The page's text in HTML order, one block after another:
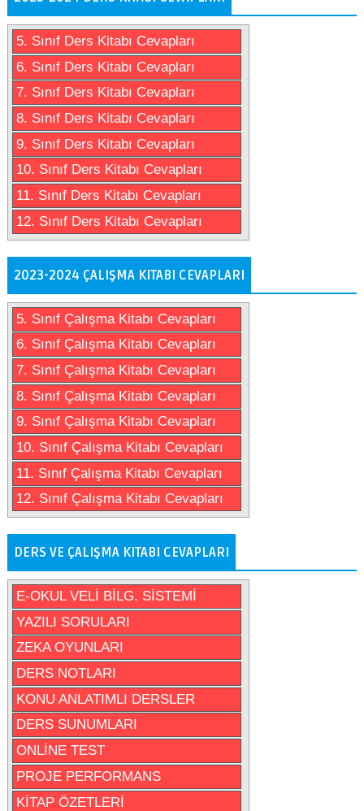
5. Sınıf Ders Kitabı Cevapları
6. Sınıf Ders Kitabı Cevapları
7. Sınıf Ders Kitabı Cevapları
8. Sınıf Ders Kitabı Cevapları
9. Sınıf Ders Kitabı Cevapları
10. Sınıf Ders Kitabı Cevapları
11. Sınıf Ders Kitabı Cevapları
12. Sınıf Ders Kitabı Cevapları
2023-2024 ÇALIŞMA KITABI CEVAPLARI
5. Sınıf Çalışma Kitabı Cevapları
6. Sınıf Çalışma Kitabı Cevapları
7. Sınıf Çalışma Kitabı Cevapları
8. Sınıf Çalışma Kitabı Cevapları
9. Sınıf Çalışma Kitabı Cevapları
10. Sınıf Çalışma Kitabı Cevapları
11. Sınıf Çalışma Kitabı Cevapları
12. Sınıf Çalışma Kitabı Cevapları
DERS VE ÇALIŞMA KITABI CEVAPLARI
E-OKUL VELİ BİLG. SİSTEMİ
YAZILI SORULARI
ZEKA OYUNLARI
DERS NOTLARI
KONU ANLATIMLI DERSLER
DERS SUNUMLARI
ONLİNE TEST
PROJE PERFORMANS
KİTAP ÖZETLERİ